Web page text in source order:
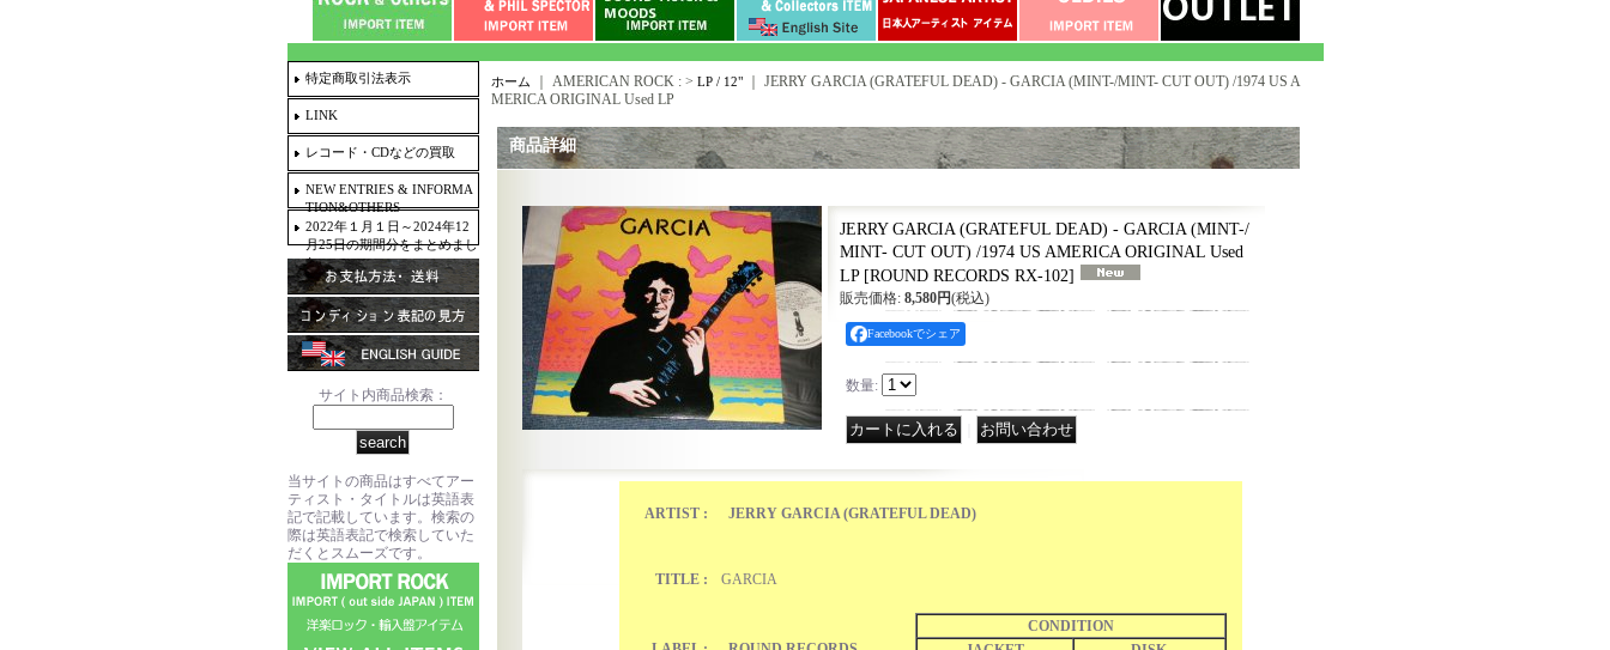
特定商取引法表示
LINK
レコード・CDなどの買取
NEW ENTRIES & INFORMA
TION&OTHERS
2022年１月１日～2024年12
月25日の期間分をまとめまし
た。
サイト内商品検索：
当サイトの商品はすべてアー
ティスト・タイトルは英語表
記で記載しています。検索の
際は英語表記で検索していた
だくとスムーズです。
ホーム ｜ AMERICAN ROCK : > LP / 12"｜ JERRY GARCIA (GRATEFUL DEAD) - GARCIA (MINT-/MINT- CUT OUT) /1974 US A
MERICA ORIGINAL Used LP
商品詳細
JERRY GARCIA (GRATEFUL DEAD) - GARCIA (MINT-/
MINT- CUT OUT) /1974 US AMERICA ORIGINAL Used
LP [ROUND RECORDS RX-102]
販売価格: 8,580円(税込)
Facebookでシェア
数量:
ARTIST : JERRY GARCIA (GRATEFUL DEAD)
TITLE : GARCIA
CONDITION